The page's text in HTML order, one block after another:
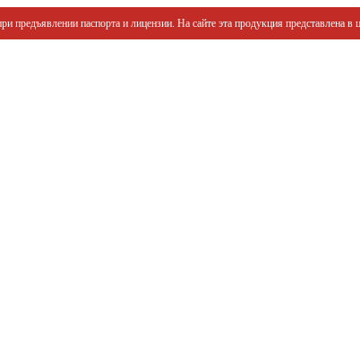
паспорта и лицензии. На сайте эта продукция представлена